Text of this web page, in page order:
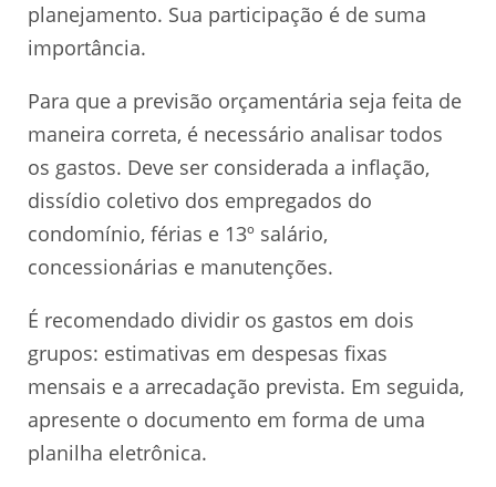
planejamento. Sua participação é de suma
importância.
Para que a previsão orçamentária seja feita de
maneira correta, é necessário analisar todos
os gastos. Deve ser considerada a inflação,
dissídio coletivo dos empregados do
condomínio, férias e 13º salário,
concessionárias e manutenções.
É recomendado dividir os gastos em dois
grupos: estimativas em despesas fixas
mensais e a arrecadação prevista. Em seguida,
apresente o documento em forma de uma
planilha eletrônica.